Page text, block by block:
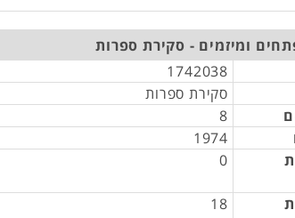
ומיזמים - סקירת ספרות
1742038
סקירת ספרות
8
1974
0
18